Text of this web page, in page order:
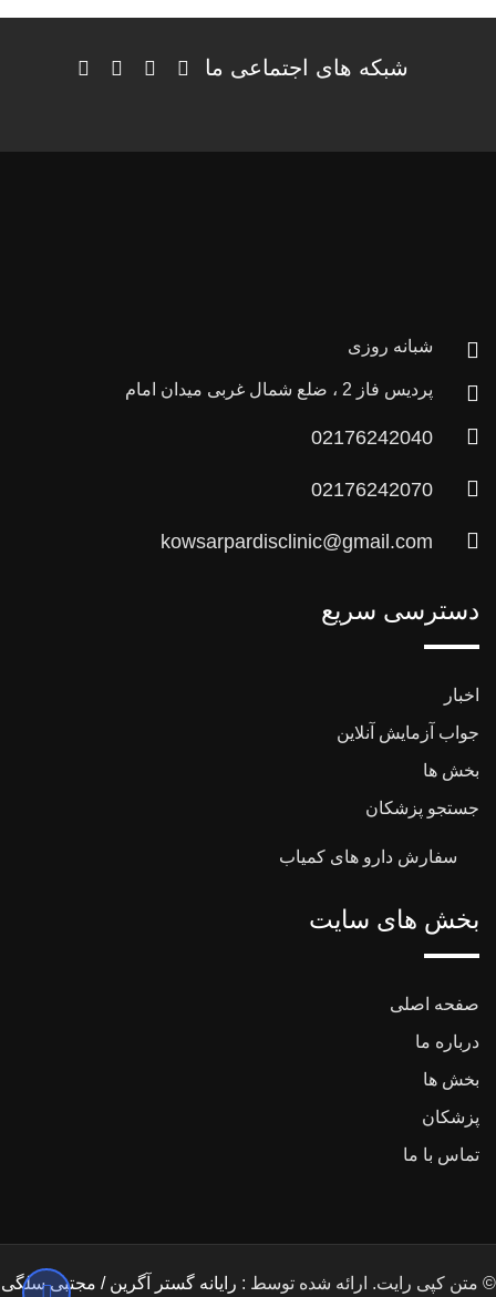
شبکه های اجتماعی ما
شبانه روزی
پردیس فاز 2 ، ضلع شمال غربی میدان امام
02176242040
02176242070
kowsarpardisclinic@gmail.com
دسترسی سریع
اخبار
جواب آزمایش آنلاین
بخش ها
جستجو پزشکان
سفارش دارو های کمیاب
بخش های سایت
صفحه اصلی
درباره ما
بخش ها
پزشکان
تماس با ما
© متن کپی رایت. ارائه شده توسط : رایانه گستر آگرین / مجتبی سلگی